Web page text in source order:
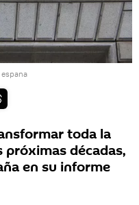
toda la
próximas décadas,
en su informe